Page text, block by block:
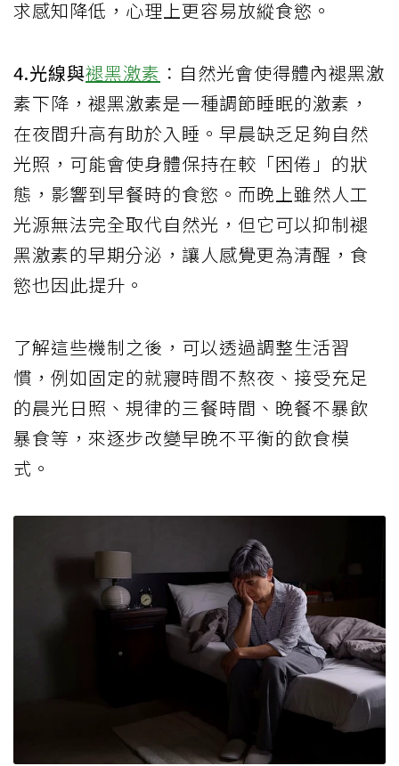
求感知降低，心理上更容易放縱食慾。
4.光線與褪黑激素 ：自然光會使得體內褪黑激
素下降，褪黑激素是一種調節睡眠的激素，
在夜間升高有助於入睡。早晨缺乏足夠自然
光照，可能會使身體保持在較「困倦」的狀
態，影響到早餐時的食慾。而晚上雖然人工
光源無法完全取代自然光，但它可以抑制褪
黑激素的早期分泌，讓人感覺更為清醒，食
慾也因此提升。
了解這些機制之後，可以透過調整生活習
慣，例如固定的就寢時間不熬夜、接受充足
的晨光日照、規律的三餐時間、晚餐不暴飲
暴食等，來逐步改變早晚不平衡的飲食模
式。